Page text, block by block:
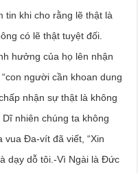
tin khi cho rằng lẽ thật là
có lẽ thật tuyệt đối.
hưởng của họ lên nhận
người cần khoan dung
nhận sự thật là không
nhiên chúng ta không
vua Đa-vít đã viết, “Xin
dạy dỗ tôi.-Vì Ngài là Đức